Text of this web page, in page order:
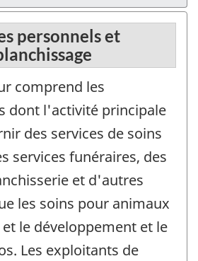
personnels et
comprend les
dont l'activité principale
des services de soins
services funéraires, des
et d'autres
les soins pour animaux
le développement et le
Les exploitants de